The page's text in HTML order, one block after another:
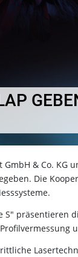
GmbH & Co.
Die
S" präsentieren